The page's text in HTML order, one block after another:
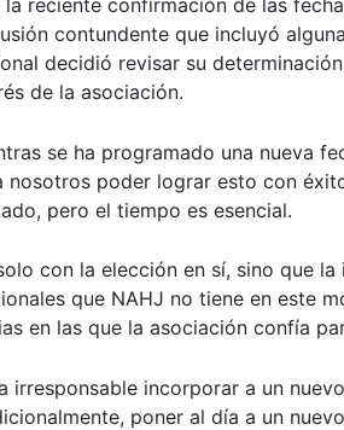
la reciente confirmación de las
contundente que incluyó
decidió revisar su
de la asociación.
se ha programado una nueva
nosotros poder lograr esto con
pero el tiempo es esencial.
con la elección en sí, sino que
que NAHJ no tiene en este
en las que la asociación confía
irresponsable incorporar a un
poner al día a un